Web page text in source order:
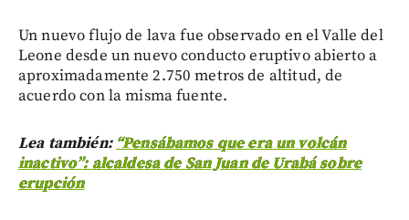
Un nuevo flujo de lava fue observado en el Valle del
Leone desde un nuevo conducto eruptivo abierto a
aproximadamente 2.750 metros de altitud, de
acuerdo con la misma fuente.
Lea también:“Pensábamos que era un volcán
inactivo”: alcaldesa de San Juan de Urabá sobre
erupción